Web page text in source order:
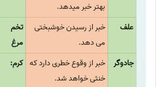
بهتر خبر میدهد.
علف
خبر از رسیدن خوشبختی
می دهد.
تخم
مرغ
جادوگر
خبر از وقوع خطری دارد که
خنثی خواهد شد.
کرم: